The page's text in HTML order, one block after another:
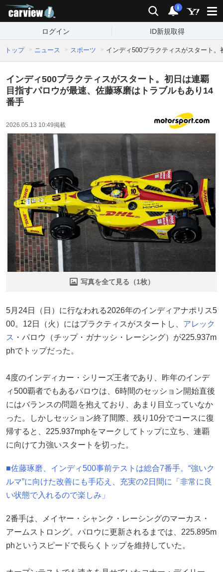
検索 通知
i
ログイン ID新規取得
トップ ニュース スポーツ インディ500プラクティスがスタート
インディ500プラクティスがスタート。初日は連覇
目指すパロウが最速、佐藤琢磨はトラブルもあり14
番手
2026.05.13 10:49掲載
写真を全て見る（1枚）
5月24日（日）に行なわれる2026年のインディアナポリス5
00。12日（火）にはプラクティスがスタートし、 アレック
ス ・パロウ（チップ・ガナッシ・レーシング）が225.937m
phでトップだった。
4度のインディカー・シリーズ王者であり、昨年のインデ
ィ500覇者でもあるパロウは、6時間のセッション開始直後
にはバランスの問題を抱えており、あまり目立っていなか
った。しかしセッション終了間際、残り10分でコースに復
帰すると、225.937mphをマークしてトップに立ち、連覇
に向けて力強いスタートを切った。
■佐藤琢磨、インディ500事前テストは総合7番手。“強いク
ルマ”に向けた改善にも手応え、充実の2日間に「非常に良
い状態で入れるので楽しみ」
2番手は、メイヤー・シャンク・レーシングのマーカス・
アームストロング。パロウに更新されるまでは、225.895m
phというスピードで長らくトップを維持していた。